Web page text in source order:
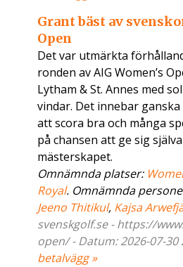
Grant bäst av
Open
Det var utmärkta
ronden av AIG Women’s
Lytham & St. Annes med
vindar. Det innebar
att scora bra och många
på chansen att ge sig
mästerskapet.
Omnämnda platser:
Royal. Omnämnda
Jeeno Thitikul, Kajsa
svenskgolf.se - https://
open/ - Datum: 2026-07-30
betalvägg »